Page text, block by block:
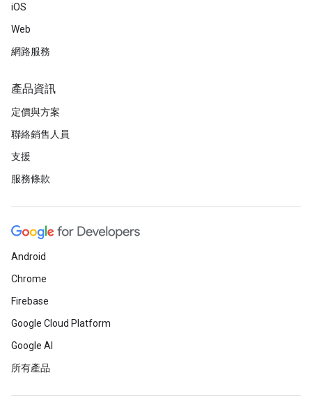
iOS
Web
網路服務
產品資訊
定價與方案
聯絡銷售人員
支援
服務條款
Android
Chrome
Firebase
Google Cloud Platform
Google AI
所有產品